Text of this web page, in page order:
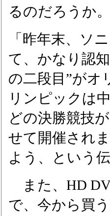
るのだろうか。
「昨年末、ソ
て、かなり認
の二段目”がオ
リンピックは
どの決勝競技
せて開催され
よう、という
また、HD
で、今から買